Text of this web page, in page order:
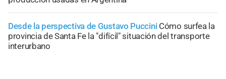
Desde la perspectiva de Gustavo Puccini Cómo surfea la
provincia de Santa Fe la "difícil" situación del transporte
interurbano